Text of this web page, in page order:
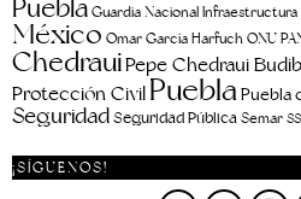
PueblaGuardia Nacional Infraestructura
México Omar García Harfuch ONU
ChedrauiPepe Chedraui Budib
Protección Civil PueblaPuebla
SeguridadSeguridad Pública Semar
¡SÍGUENOS!